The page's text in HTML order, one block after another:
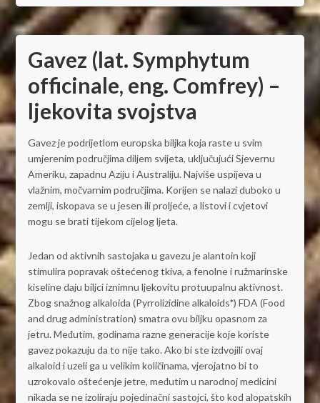
Gavez (lat. Symphytum
officinale, eng. Comfrey) –
ljekovita svojstva
Gavez je podrijetlom europska biljka koja raste u svim
umjerenim područjima diljem svijeta, uključujući Sjevernu
Ameriku, zapadnu Aziju i Australiju. Najviše uspijeva u
vlažnim, močvarnim područjima. Korijen se nalazi duboko u
zemlji, iskopava se u jesen ili proljeće, a listovi i cvjetovi
mogu se brati tijekom cijelog ljeta.
Jedan od aktivnih sastojaka u gavezu je alantoin koji
stimulira popravak oštećenog tkiva, a fenolne i ružmarinske
kiseline daju biljci iznimnu ljekovitu protuupalnu aktivnost.
Zbog snažnog alkaloida (Pyrrolizidine alkaloids*) FDA (Food
and drug administration) smatra ovu biljku opasnom za
jetru. Međutim, godinama razne generacije koje koriste
gavez pokazuju da to nije tako. Ako bi ste izdvojili ovaj
alkaloid i uzeli ga u velikim količinama, vjerojatno bi to
uzrokovalo oštećenje jetre, međutim u narodnoj medicini
nikada se ne izoliraju pojedinačni sastojci, što kod alopatskih